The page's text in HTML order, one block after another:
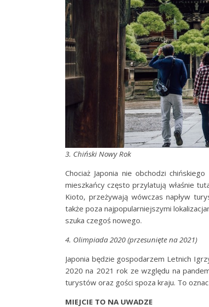
3. Chiński Nowy Rok
Chociaż Japonia nie obchodzi
mieszkańcy często przylatują właśnie
Kioto, przeżywają wówczas napływ
także poza najpopularniejszymi
szuka czegoś nowego.
4. Olimpiada 2020 (przesunięte na 2021)
Japonia będzie gospodarzem Letnich
2020 na 2021 rok ze względu na
turystów oraz gości spoza kraju. To
MIEJCIE TO NA UWADZE